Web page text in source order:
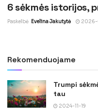
6 sėkmės istorijos,
Paskelbė Evelina Jakutytė
Rekomenduojame
Trumpi
tau
2024-11-19